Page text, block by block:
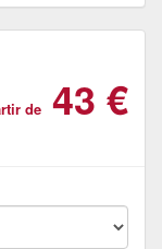
de 43 €